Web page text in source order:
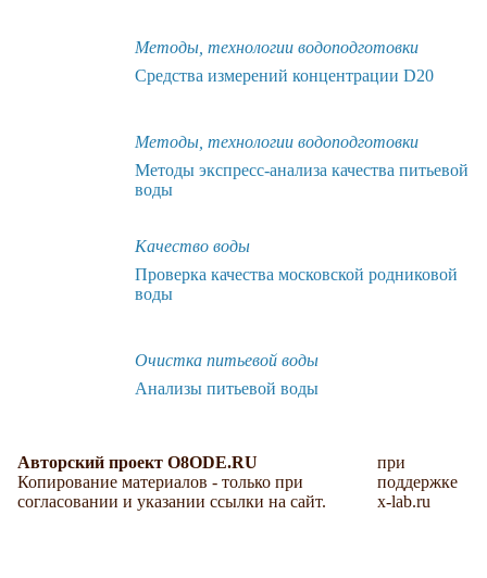
Методы, технологии водоподготовки
Средства измерений концентрации D20
Методы, технологии водоподготовки
Методы экспресс-анализа качества питьевой
воды
Качество воды
Проверка качества московской родниковой
воды
Очистка питьевой воды
Анализы питьевой воды
Авторский проект O8ODE.RU
Копирование материалов - только при
согласовании и указании ссылки на сайт.
при
поддержке
x-lab.ru